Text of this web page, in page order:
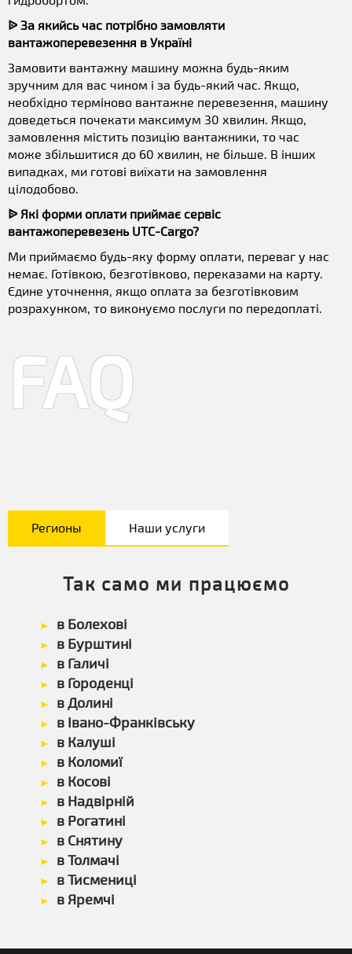
ᐉ За якийсь час потрібно замовляти
вантажоперевезення в Україні
Замовити вантажну машину можна будь-яким
зручним для вас чином і за будь-який час. Якщо,
необхідно терміново вантажне перевезення, машину
доведеться почекати максимум 30 хвилин. Якщо,
замовлення містить позицію вантажники, то час
може збільшитися до 60 хвилин, не більше. В інших
випадках, ми готові виїхати на замовлення
цілодобово.
ᐉ Які форми оплати приймає сервіс
вантажоперевезень UTC-Cargo?
Ми приймаємо будь-яку форму оплати, переваг у нас
немає. Готівкою, безготівково, переказами на карту.
Єдине уточнення, якщо оплата за безготівковим
розрахунком, то виконуємо послуги по передоплаті.
FAQ
Регионы Наши услуги
Так само ми працюємо
в Болехові
в Бурштині
в Галичі
в Городенці
в Долині
в Івано-Франківську
в Калуші
в Коломиї
в Косові
в Надвірній
в Рогатині
в Снятину
в Толмачі
в Тисмениці
в Яремчі